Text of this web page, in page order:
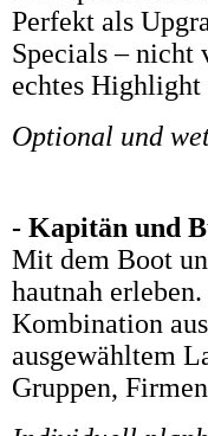
Perfekt als
Specials – nicht
echtes
Optional und
- Kapitän und
Mit dem Boot
hautnah erleben.
Kombination
ausgewähltem
Gruppen,